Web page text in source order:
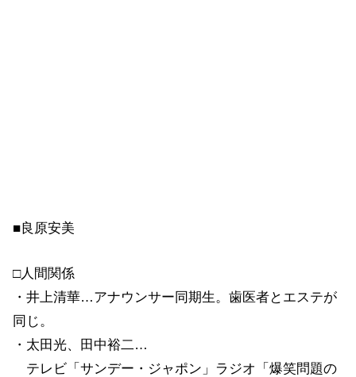
■良原安美
□人間関係
・井上清華…アナウンサー同期生。歯医者とエステが
同じ。
・太田光、田中裕二…
テレビ「サンデー・ジャポン」ラジオ「爆笑問題の